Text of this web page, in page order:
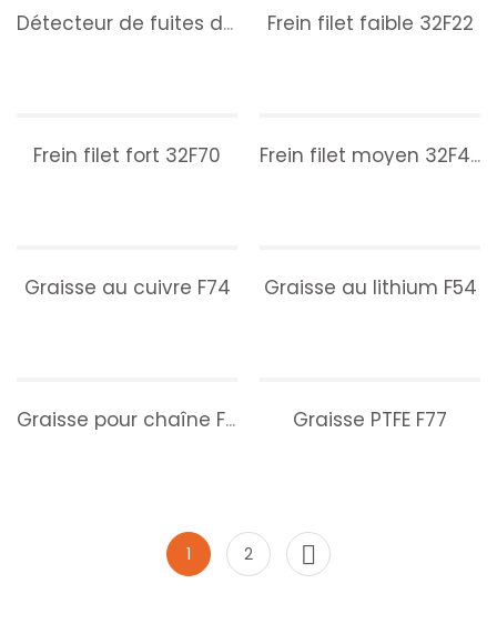
Détecteur de fuites de gaz F36 Frein filet faible 32F22
Frein filet fort 32F70 Frein filet moyen 32F43
Graisse au cuivre F74 Graisse au lithium F54
Graisse pour chaîne F70 Graisse PTFE F77
1 2 